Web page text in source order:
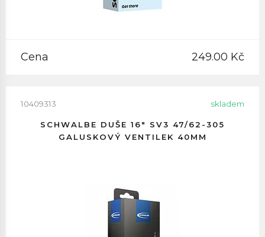
Cena 249.00 Kč
10409313 skladem
SCHWALBE DUŠE 16" SV3 47/62-305
GALUSKOVÝ VENTILEK 40MM